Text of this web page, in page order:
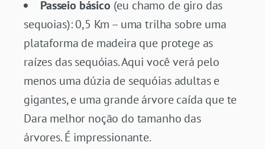
Passeio básico (eu chamo de giro das
sequoias): 0,5 Km – uma trilha sobre uma
plataforma de madeira que protege as
raízes das sequóias. Aqui você verá pelo
menos uma dúzia de sequóias adultas e
gigantes, e uma grande árvore caída que te
Dara melhor noção do tamanho das
árvores. É impressionante.